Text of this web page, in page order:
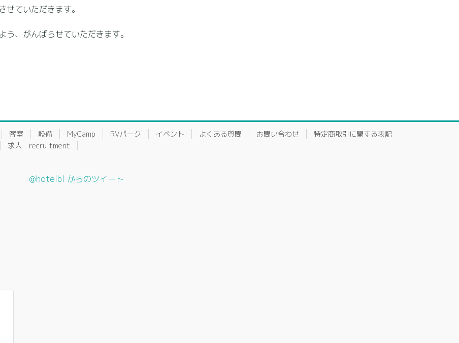
ていただきます。
、がんばらせていただきます。
客室 設備 MyCamp RVパーク イベント よくある質問 お問い合わせ
特定商取引に関する表記
求人 recruitment
@hotelbl からのツイート